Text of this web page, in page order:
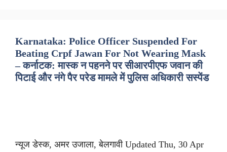
Karnataka: Police Officer Suspended For
Beating Crpf Jawan For Not Wearing Mask
– कर्नाटक: मास्क न पहनने पर सीआरपीएफ जवान की
पिटाई और नंगे पैर परेड मामले में पुलिस अधिकारी सस्पेंड
न्यूज डेस्क, अमर उजाला, बेलगावी Updated Thu, 30 Apr